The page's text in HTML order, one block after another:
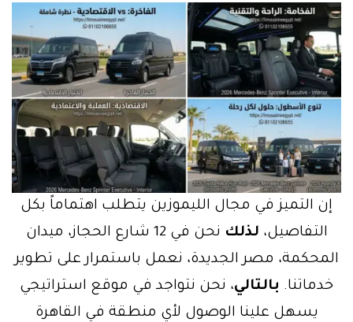
إن التميز في مجال الليموزين يتطلب اهتماماً بكل
التفاصيل، لذلك
نحن في 12 شارع الحجاز، ميدان
المحكمة، مصر الجديدة، نعمل باستمرار على تطوير
خدماتنا. بالتالي، نحن نتواجد في موقع استراتيجي
يسهل علينا الوصول لأي منطقة في القاهرة